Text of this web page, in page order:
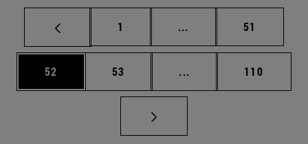
Página
1 ... Páginas intermedias
Página
51
Página
52 Página
53 ... Páginas intermedias
Página
110